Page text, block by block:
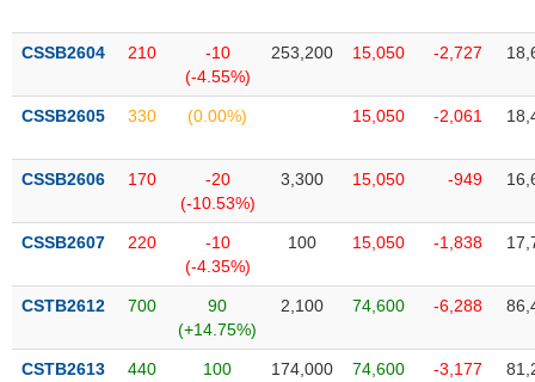
CSSB2604 210
-10
(-4.55%)
253,200 15,050 -2,727
CSSB2605 330 (0.00%) 15,050 -2,061
CSSB2606 170
-20
(-10.53%)
3,300 15,050 -949
CSSB2607 220
-10
(-4.35%)
100 15,050 -1,838
CSTB2612 700
90
(+14.75%)
2,100 74,600 -6,288
CSTB2613 440
100
174,000 74,600 -3,177
DỊCH
TRUYỀN
ÍCH